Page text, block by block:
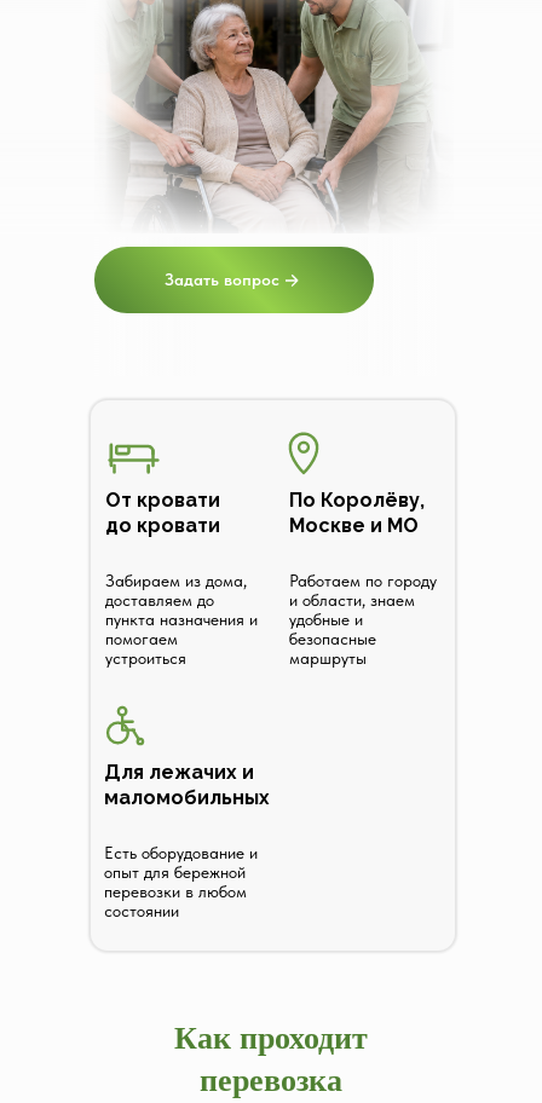
Задать вопрос
Забираем из дома,
доставляем до
пункта назначения и
помогаем
устроиться
От кровати
до кровати
Работаем по городу
и области, знаем
удобные и
безопасные
маршруты
По Королёву,
Москве и МО
Есть оборудование и
опыт для бережной
перевозки в любом
состоянии
Для лежачих и
маломобильных
Как проходит
перевозка